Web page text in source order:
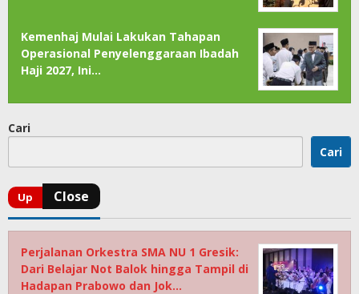
Kemenhaj Mulai Lakukan Tahapan
Operasional Penyelenggaraan Ibadah
Haji 2027, Ini…
Cari
Cari
Perjalanan Orkestra SMA NU 1 Gresik:
Dari Belajar Not Balok hingga Tampil di
Hadapan Prabowo dan Jok…